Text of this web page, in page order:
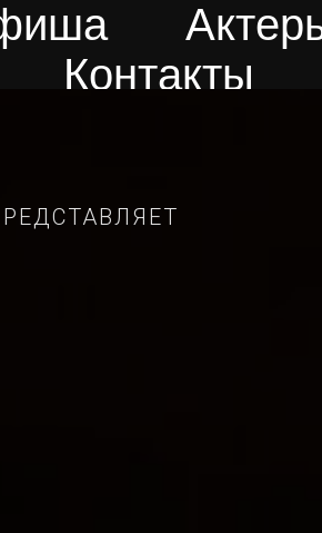
Контакты